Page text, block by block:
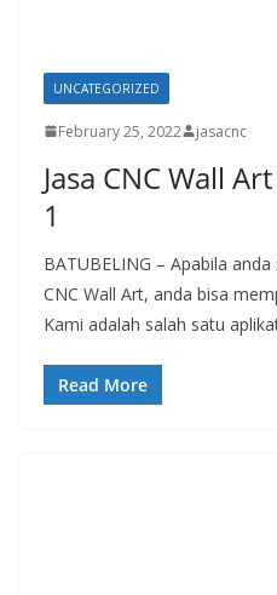
UNCATEGORIZED
February 25, 2022 jasacnc
Jasa CNC Wall
1
BATUBELING – Apabila
CNC Wall Art, anda bisa
Kami adalah salah satu
Read More